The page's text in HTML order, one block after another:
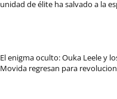
unidad de élite ha salvado a la
El enigma oculto: Ouka Leele y
Movida regresan para